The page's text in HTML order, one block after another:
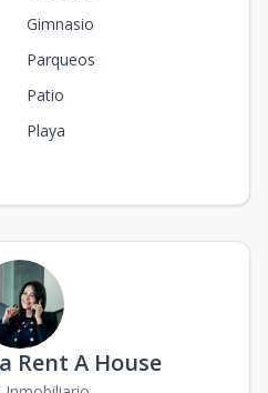
Gimnasio
Parqueos
Patio
Playa
Rent A House